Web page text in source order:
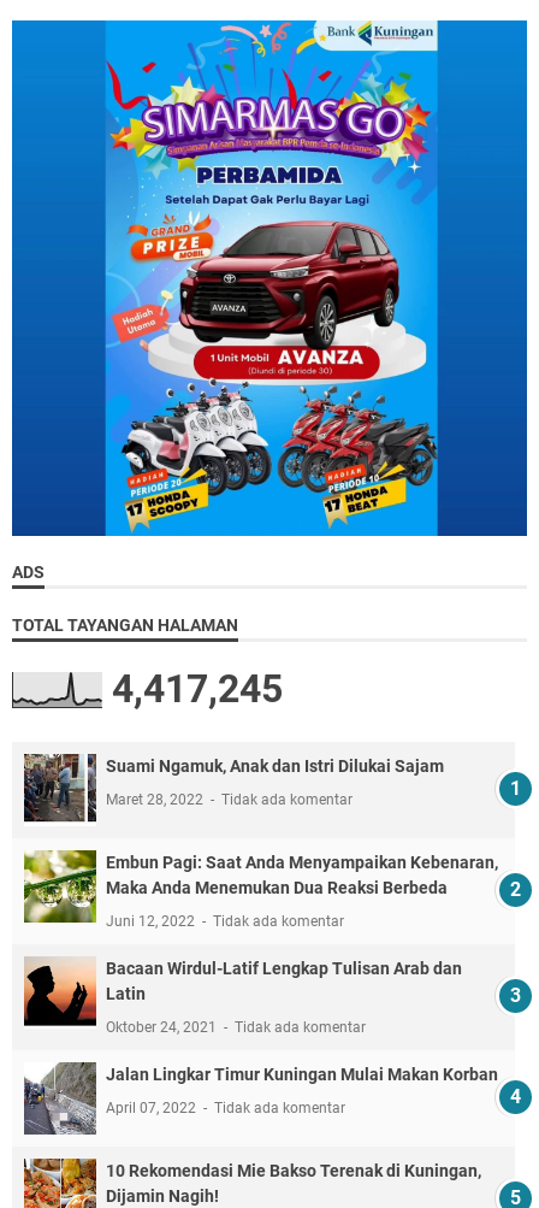
ADS
TOTAL TAYANGAN HALAMAN
4,417,245
Suami Ngamuk, Anak dan Istri Dilukai Sajam
Maret 28, 2022 Tidak ada komentar
Embun Pagi: Saat Anda Menyampaikan Kebenaran,
Maka Anda Menemukan Dua Reaksi Berbeda
Juni 12, 2022 Tidak ada komentar
Bacaan Wirdul-Latif Lengkap Tulisan Arab dan
Latin
Oktober 24, 2021 Tidak ada komentar
Jalan Lingkar Timur Kuningan Mulai Makan Korban
April 07, 2022 Tidak ada komentar
10 Rekomendasi Mie Bakso Terenak di Kuningan,
Dijamin Nagih!